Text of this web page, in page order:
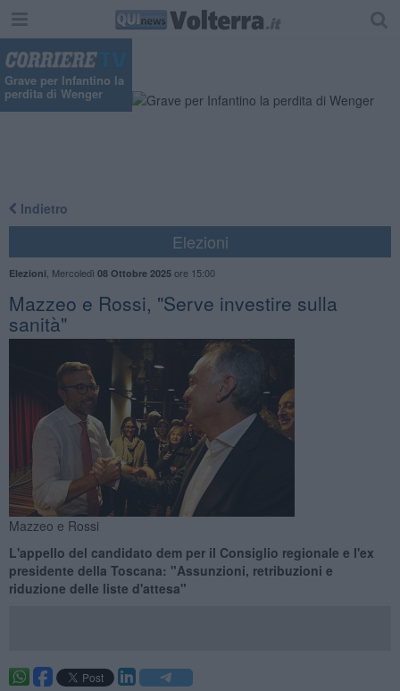
Grave per Infantino la
perdita di Wenger
Indietro
Elezioni
Elezioni Mercoledì 08 Ottobre 2025ore 15:00
Mazzeo e Rossi, "Serve investire sulla
sanità"
Mazzeo e Rossi
L'appello del candidato dem per il Consiglio regionale e l'ex
presidente della Toscana: "Assunzioni, retribuzioni e
riduzione delle liste d'attesa"